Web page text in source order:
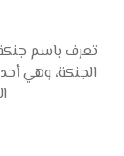
تعرف باسم
الجنكة، وهي